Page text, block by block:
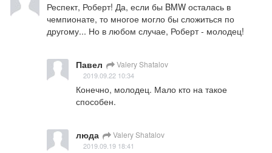
Респект, Роберт! Да, если бы BMW осталась в
чемпионате, то многое могло бы сложиться по
другому... Но в любом случае, Роберт - молодец!
Павел Valery Shatalov
2019.09.22 10:34
Конечно, молодец. Мало кто на такое
способен.
люда Valery Shatalov
2019.09.19 18:41